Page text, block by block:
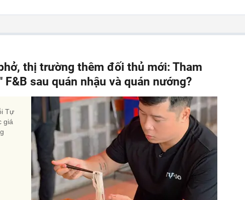
thị trường thêm đối thủ mới: Tham
sau quán nhậu và quán nướng?
Tự
giá